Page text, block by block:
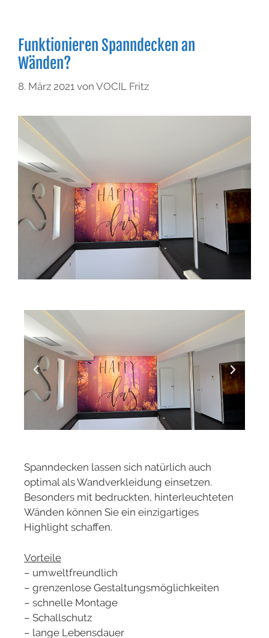
Funktionieren Spanndecken an
Wänden?
8. März 2021 von VOCIL Fritz
Spanndecken lassen sich natürlich auch
optimal als Wandverkleidung einsetzen.
Besonders mit bedruckten, hinterleuchteten
Wänden können Sie ein einzigartiges
Highlight schaffen.
Vorteile
– umweltfreundlich
– grenzenlose Gestaltungsmöglichkeiten
– schnelle Montage
– Schallschutz
– lange Lebensdauer